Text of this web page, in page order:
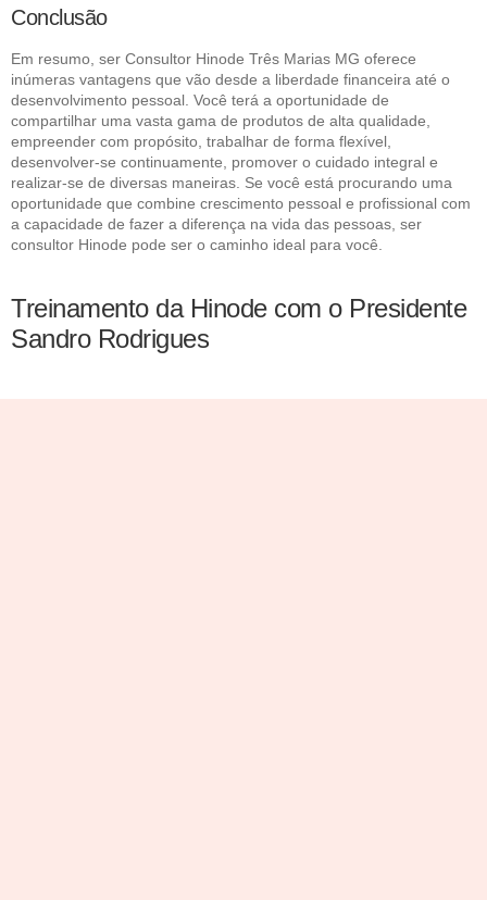
Conclusão
Em resumo, ser Consultor Hinode Três Marias MG oferece
inúmeras vantagens que vão desde a liberdade financeira até o
desenvolvimento pessoal. Você terá a oportunidade de
compartilhar uma vasta gama de produtos de alta qualidade,
empreender com propósito, trabalhar de forma flexível,
desenvolver-se continuamente, promover o cuidado integral e
realizar-se de diversas maneiras. Se você está procurando uma
oportunidade que combine crescimento pessoal e profissional com
a capacidade de fazer a diferença na vida das pessoas, ser
consultor Hinode pode ser o caminho ideal para você.
Treinamento da Hinode com o Presidente
Sandro Rodrigues